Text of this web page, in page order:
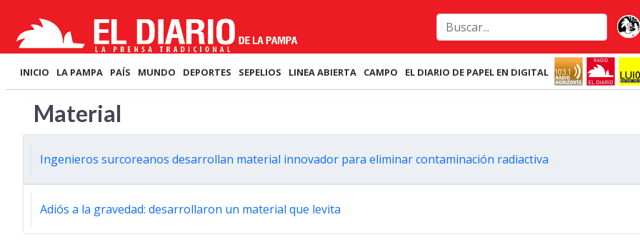
INICIO LA PAMPA PAÍS MUNDO DEPORTES SEPELIOS LINEA ABIERTA CAMPO EL DIARIO DE PAPEL EN DIGITAL
Material
Ingenieros surcoreanos desarrollan material innovador para eliminar contaminación radiactiva
Adiós a la gravedad: desarrollaron un material que levita